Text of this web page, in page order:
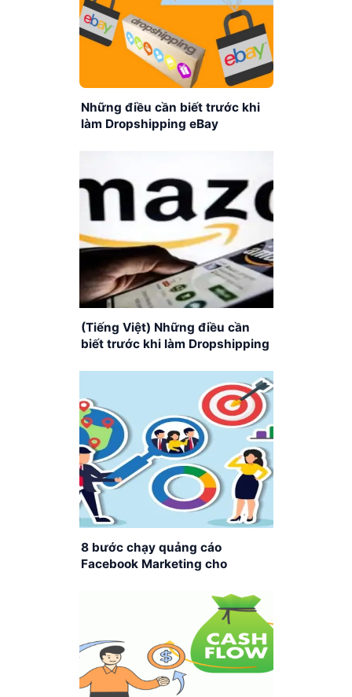
Những điều cần biết trước khi
làm Dropshipping eBay
(Tiếng Việt) Những điều cần
biết trước khi làm Dropshipping
8 bước chạy quảng cáo
Facebook Marketing cho